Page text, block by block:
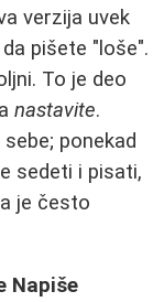
verzija uvek
pišete "loše".
To je deo
nastavite.
ponekad
sedeti i pisati,
je često
Napiše